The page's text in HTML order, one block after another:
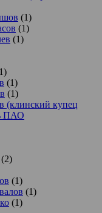
(1)
(1)
(1)
(1)
(1)
(клинский купец
ПАО
(2)
(1)
(1)
(1)